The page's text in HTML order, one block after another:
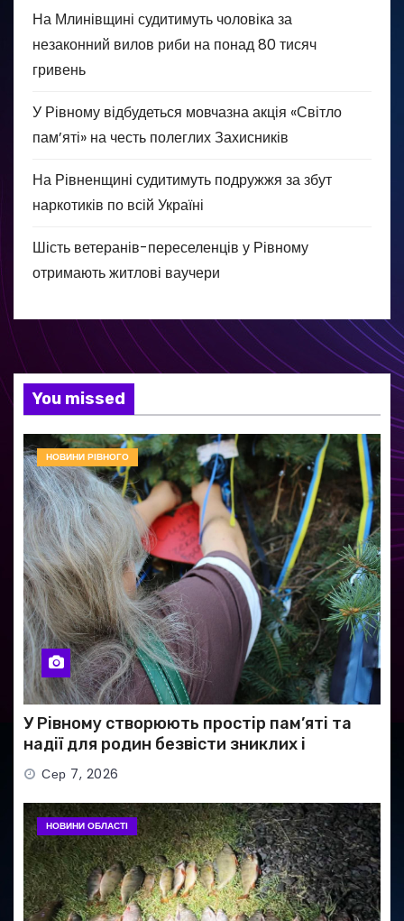
На Млинівщині судитимуть чоловіка за
незаконний вилов риби на понад 80 тисяч
гривень
У Рівному відбудеться мовчазна акція «Світло
пам’яті» на честь полеглих Захисників
На Рівненщині судитимуть подружжя за збут
наркотиків по всій Україні
Шість ветеранів-переселенців у Рівному
отримають житлові ваучери
You missed
НОВИНИ РІВНОГО
У Рівному створюють простір пам’яті та
надії для родин безвісти зниклих і
полонених військових
Сер 7, 2026
НОВИНИ ОБЛАСТІ